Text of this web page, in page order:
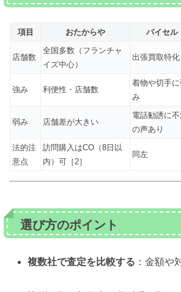
項目 おたからや バイセル
店舗数
全国多数（フランチャ
イズ中心）
出張買取特化
強み 利便性・店舗数
着物や切手に
み
弱み 店舗差が大きい
電話勧誘に
の声あり
法的注
意点
訪問購入はCO（8日以
内）可［2］
同左
選び方のポイント
複数社で査定を比較する ：金額や